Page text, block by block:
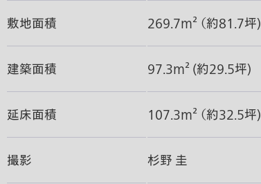
敷地面積 269.7m² （約81.7坪)
建築面積 97.3m² (約29.5坪)
延床面積 107.3m² （約32.5坪)
撮影 杉野 圭